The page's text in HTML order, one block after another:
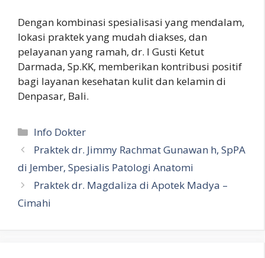
Dengan kombinasi spesialisasi yang mendalam,
lokasi praktek yang mudah diakses, dan
pelayanan yang ramah, dr. I Gusti Ketut
Darmada, Sp.KK, memberikan kontribusi positif
bagi layanan kesehatan kulit dan kelamin di
Denpasar, Bali.
Kategori
Info Dokter
Praktek dr. Jimmy Rachmat Gunawan h, SpPA
di Jember, Spesialis Patologi Anatomi
Praktek dr. Magdaliza di Apotek Madya –
Cimahi